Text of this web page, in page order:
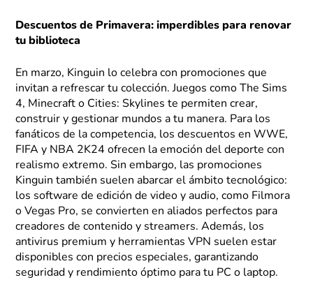
Descuentos de Primavera: imperdibles para renovar
tu biblioteca
En marzo, Kinguin lo celebra con promociones que
invitan a refrescar tu colección. Juegos como The Sims
4, Minecraft o Cities: Skylines te permiten crear,
construir y gestionar mundos a tu manera. Para los
fanáticos de la competencia, los descuentos en WWE,
FIFA y NBA 2K24 ofrecen la emoción del deporte con
realismo extremo. Sin embargo, las promociones
Kinguin también suelen abarcar el ámbito tecnológico:
los software de edición de video y audio, como Filmora
o Vegas Pro, se convierten en aliados perfectos para
creadores de contenido y streamers. Además, los
antivirus premium y herramientas VPN suelen estar
disponibles con precios especiales, garantizando
seguridad y rendimiento óptimo para tu PC o laptop.